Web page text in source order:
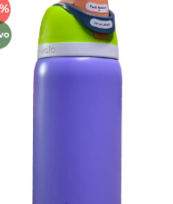
Añadir
lista de
deseos